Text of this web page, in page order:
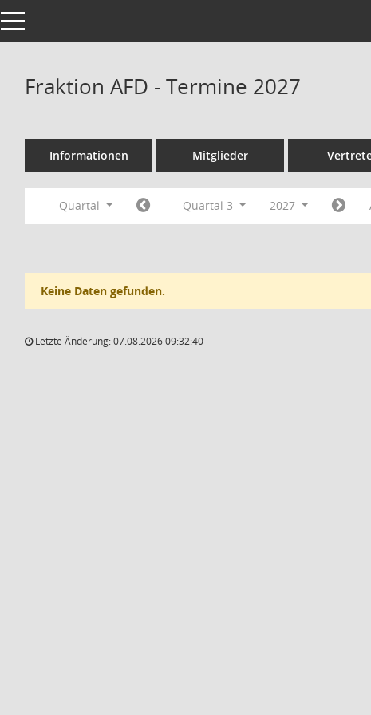
Toggle navigation
Fraktion AFD - Termine 2027
Informationen Mitglieder
Quartal Quartal 3 2027
Keine Daten gefunden.
Letzte Änderung: 07.08.2026 09:32:40